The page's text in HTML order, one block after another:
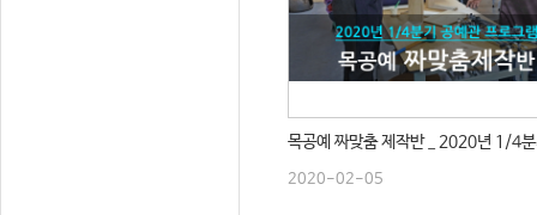
목공예 짜맞춤 제작반 _ 2020년 1/4
2020-02-05